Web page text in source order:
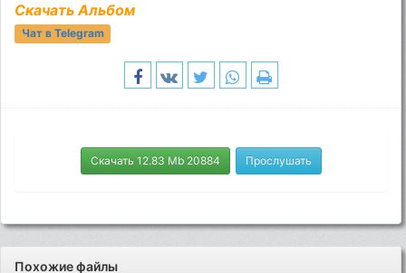
Скачать Альбом
Чат в Telegram
Скачать 12.83 Mb 20884 Прослушать
Похожие файлы